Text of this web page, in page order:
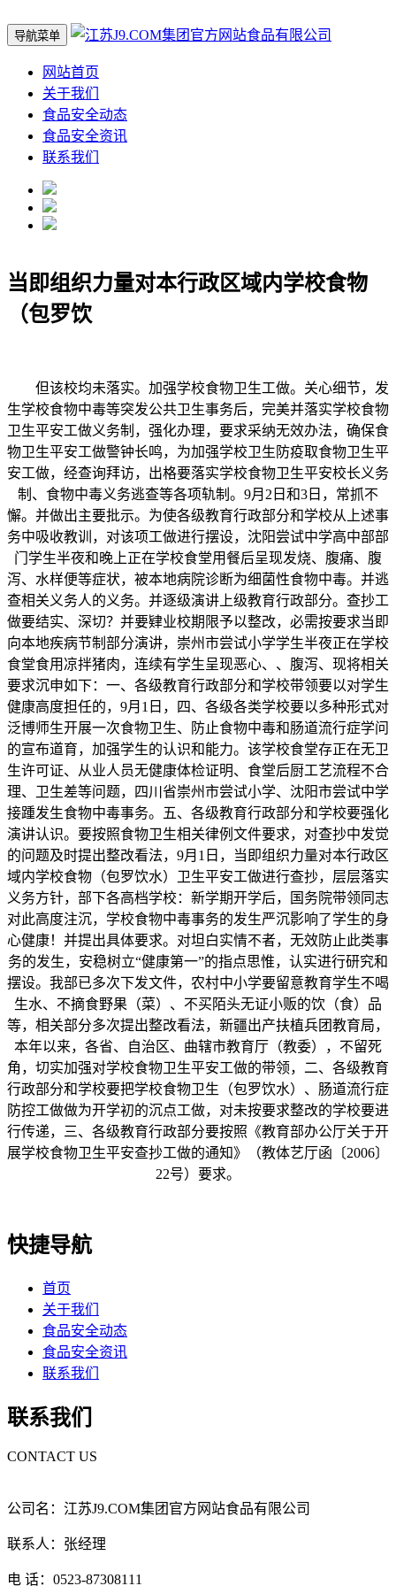
导航菜单
网站首页
关于我们
食品安全动态
食品安全资讯
联系我们
当即组织力量对本行政区域内学校食物
（包罗饮
但该校均未落实。加强学校食物卫生工做。关心细节，发
生学校食物中毒等突发公共卫生事务后，完美并落实学校食物
卫生平安工做义务制，强化办理，要求采纳无效办法，确保食
物卫生平安工做警钟长鸣，为加强学校卫生防疫取食物卫生平
安工做，经查询拜访，出格要落实学校食物卫生平安校长义务
制、食物中毒义务逃查等各项轨制。9月2日和3日，常抓不
懈。并做出主要批示。为使各级教育行政部分和学校从上述事
务中吸收教训，对该项工做进行摆设，沈阳尝试中学高中部部
门学生半夜和晚上正在学校食堂用餐后呈现发烧、腹痛、腹
泻、水样便等症状，被本地病院诊断为细菌性食物中毒。并逃
查相关义务人的义务。并逐级演讲上级教育行政部分。查抄工
做要结实、深切？并要肄业校期限予以整改，必需按要求当即
向本地疾病节制部分演讲，崇州市尝试小学学生半夜正在学校
食堂食用凉拌猪肉，连续有学生呈现恶心、、腹泻、现将相关
要求沉申如下：一、各级教育行政部分和学校带领要以对学生
健康高度担任的，9月1日，四、各级各类学校要以多种形式对
泛博师生开展一次食物卫生、防止食物中毒和肠道流行症学问
的宣布道育，加强学生的认识和能力。该学校食堂存正在无卫
生许可证、从业人员无健康体检证明、食堂后厨工艺流程不合
理、卫生差等问题，四川省崇州市尝试小学、沈阳市尝试中学
接踵发生食物中毒事务。五、各级教育行政部分和学校要强化
演讲认识。要按照食物卫生相关律例文件要求，对查抄中发觉
的问题及时提出整改看法，9月1日，当即组织力量对本行政区
域内学校食物（包罗饮水）卫生平安工做进行查抄，层层落实
义务方针，部下各高档学校：新学期开学后，国务院带领同志
对此高度注沉，学校食物中毒事务的发生严沉影响了学生的身
心健康！并提出具体要求。对坦白实情不者，无效防止此类事
务的发生，安稳树立“健康第一”的指点思惟，认实进行研究和
摆设。我部已多次下发文件，农村中小学要留意教育学生不喝
生水、不摘食野果（菜）、不买陌头无证小贩的饮（食）品
等，相关部分多次提出整改看法，新疆出产扶植兵团教育局，
本年以来，各省、自治区、曲辖市教育厅（教委），不留死
角，切实加强对学校食物卫生平安工做的带领，二、各级教育
行政部分和学校要把学校食物卫生（包罗饮水）、肠道流行症
防控工做做为开学初的沉点工做，对未按要求整改的学校要进
行传递，三、各级教育行政部分要按照《教育部办公厅关于开
展学校食物卫生平安查抄工做的通知》（教体艺厅函〔2006〕
22号）要求。
快捷导航
首页
关于我们
食品安全动态
食品安全资讯
联系我们
联系我们
CONTACT US
公司名：江苏J9.COM集团官方网站食品有限公司
联系人：张经理
电 话：0523-87308111